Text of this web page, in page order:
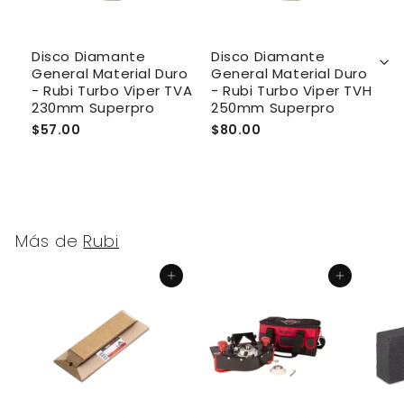
Disco Diamante
General Material Duro
- Rubi Turbo Viper TVA
230mm Superpro
$57.00
Disco Diamante
General Material Duro
- Rubi Turbo Viper TVH
250mm Superpro
$80.00
Más de Rubi
Agregar al carrito Agregar al carrito